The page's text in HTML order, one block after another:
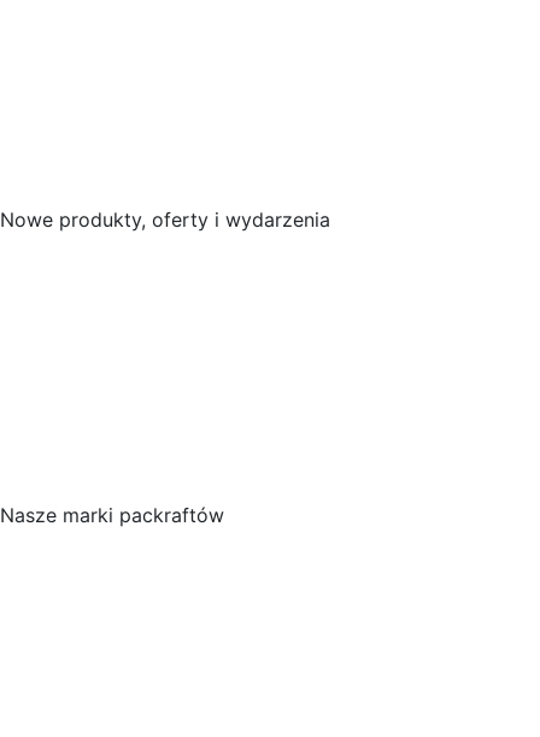
Nowe produkty, oferty i wydarzenia
Nasze marki packraftów